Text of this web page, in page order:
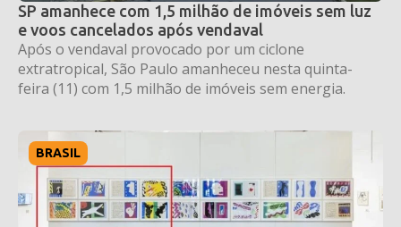
SP amanhece com 1,5 milhão de imóveis sem luz
e voos cancelados após vendaval
Após o vendaval provocado por um ciclone
extratropical, São Paulo amanheceu nesta quinta-
feira (11) com 1,5 milhão de imóveis sem energia.
BRASIL